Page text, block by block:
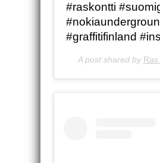
#raskontti
#graffitifinland
A post shared by